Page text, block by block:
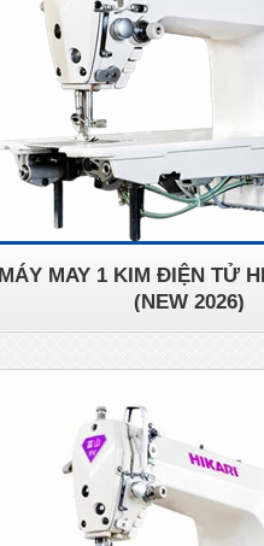
MÁY MAY 1 KIM ĐIỆN TỬ
(NEW 2026)